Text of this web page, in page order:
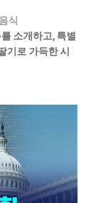
식
소개하고, 특별
기로 가득한 시